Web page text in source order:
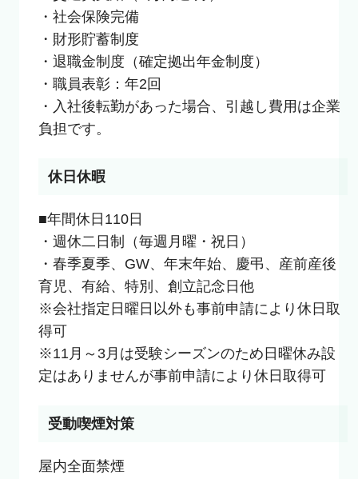
・社会保険完備
・財形貯蓄制度
・退職金制度（確定拠出年金制度）
・職員表彰：年2回
・入社後転勤があった場合、引越し費用は企業
負担です。
休日休暇
■年間休日110日
・週休二日制（毎週月曜・祝日）
・春季夏季、GW、年末年始、慶弔、産前産後
育児、有給、特別、創立記念日他
※会社指定日曜日以外も事前申請により休日取
得可
※11月～3月は受験シーズンのため日曜休み設
定はありませんが事前申請により休日取得可
受動喫煙対策